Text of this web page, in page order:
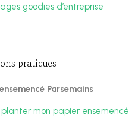
goodies d’entreprise
pratiques
Parsemains
mon papier